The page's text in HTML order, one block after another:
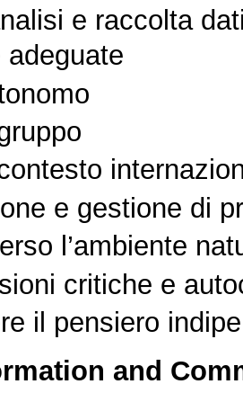
e raccolta
e gestione di
l’ambiente
critiche e
il pensiero
and